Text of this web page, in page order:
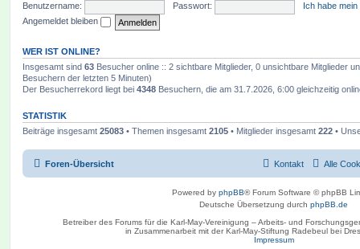
Benutzername:
Passwort:
Ich habe
Angemeldet bleiben
WER IST ONLINE?
Insgesamt sind 63 Besucher online :: 2 sichtbare Mitglieder, 0 unsichtbare Mitglieder
Besuchern der letzten 5 Minuten)
Der Besucherrekord liegt bei 4348 Besuchern, die am 31.7.2026, 6:00 gleichzeitig
STATISTIK
Beiträge insgesamt 25083 • Themen insgesamt 2105 • Mitglieder insgesamt 222 •
Foren-Übersicht Alle
Kontakt
Powered by phpBB® Forum Software © phpBB
Deutsche Übersetzung durch phpBB.de
Betreiber des Forums für die Karl-May-Vereinigung – Arbeits- und
in Zusammenarbeit mit der Karl-May-Stiftung Radebeul bei
Impressum